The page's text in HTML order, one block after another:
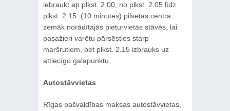
iebraukt ap plkst. 2.00, no plkst. 2.05 līdz
plkst. 2.15. (10 minūtes) pilsētas centrā
zemāk norādītajās pieturvietās stāvēs, lai
pasažieri varētu pārsēsties starp
maršrutiem, bet plkst. 2.15 izbrauks uz
attiecīgo galapunktu.
Autostāvvietas
Rīgas pašvaldības maksas autostāvvietas,